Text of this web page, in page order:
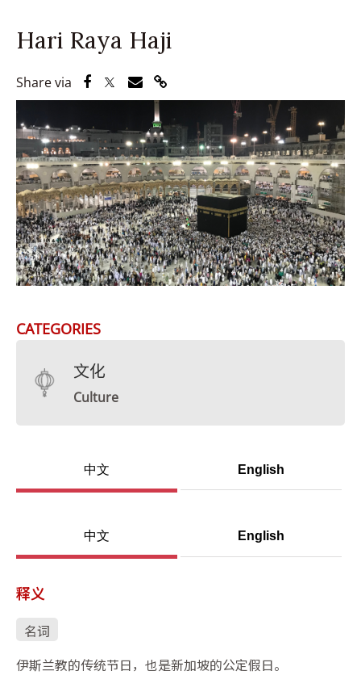
Hari Raya Haji
Share via Share via Facebook
Share via Twitter
Share via Email
Share via Link
CATEGORIES
文化
Culture
中文 English
中文 English
释义
名词
伊斯兰教的传统节日，也是新加坡的公定假日。